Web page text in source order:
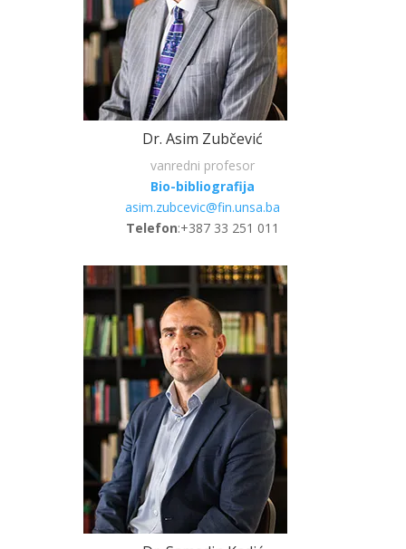
Dr. Asim Zubčević
vanredni profesor
Bio-bibliografija
asim.zubcevic@fin.unsa.ba
Telefon:+387 33 251 011